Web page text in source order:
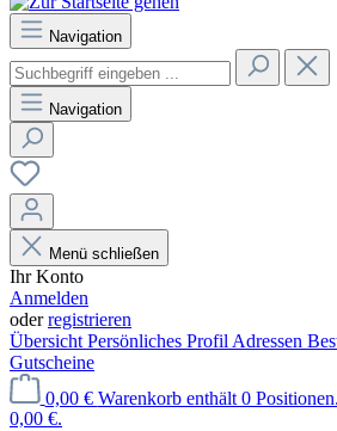
Navigation
Navigation
Menü schließen
Ihr Konto
Anmelden
oderregistrieren
Übersicht Persönliches Profil Adressen
Gutscheine
0,00 € Warenkorb enthält 0
0,00 €.